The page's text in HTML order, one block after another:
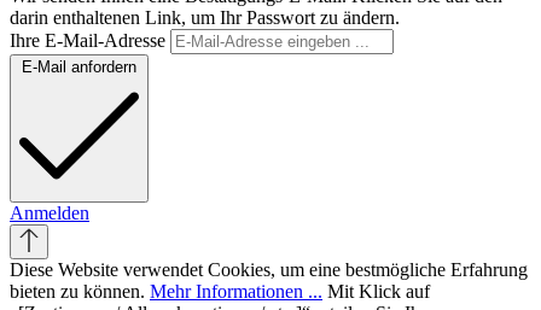
darin enthaltenen Link, um Ihr Passwort zu ändern.
Ihre E-Mail-Adresse
E-Mail anfordern
Anmelden
Diese Website verwendet Cookies, um eine bestmögliche Erfahrung
bieten zu können. Mehr Informationen ... Mit Klick auf